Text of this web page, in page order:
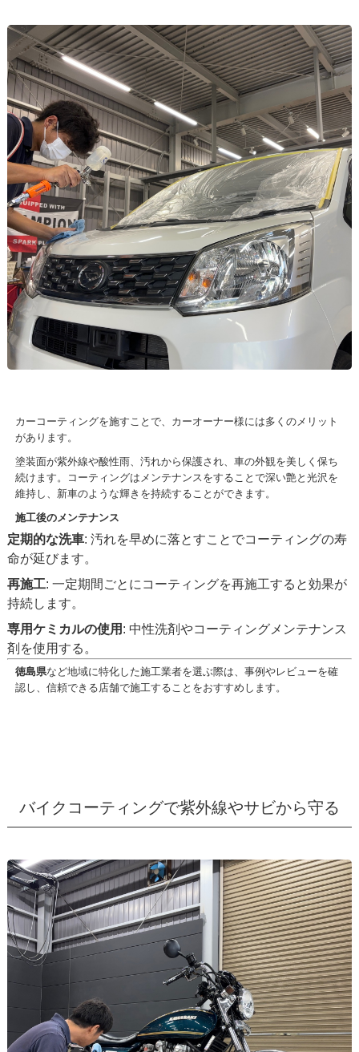
カーコーティングを施すことで、カーオーナー様には多くのメリット
があります。
塗装面が紫外線や酸性雨、汚れから保護され、車の外観を美しく保ち
続けます。コーティングはメンテナンスをすることで深い艶と光沢を
維持し、新車のような輝きを持続することができます。
施工後のメンテナンス
定期的な洗車: 汚れを早めに落とすことでコーティングの寿
命が延びます。
再施工: 一定期間ごとにコーティングを再施工すると効果が
持続します。
専用ケミカルの使用 : 中性洗剤やコーティングメンテナンス
剤を使用する。
徳島県など地域に特化した施工業者を選ぶ際は、事例やレビューを確
認し、信頼できる店舗で施工することをおすすめします。
バイクコーティングで紫外線やサビから守る